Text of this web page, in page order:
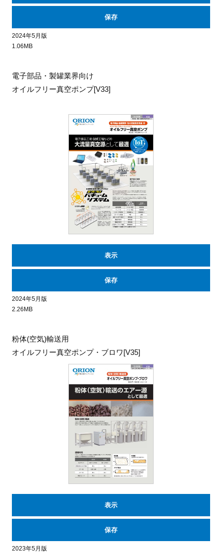
保存
2024年5月版
1.06MB
電子部品・製罐業界向け
オイルフリー真空ポンプ[V33]
表示
保存
2024年5月版
2.26MB
粉体(空気)輸送用
オイルフリー真空ポンプ・ブロワ[V35]
表示
保存
2023年5月版